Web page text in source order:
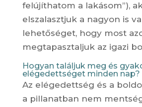
felújíthatom a lakásom”),
elszalasztjuk a nagyon is
lehetőséget, hogy most
megtapasztaljuk az igazi
Hogyan találjuk meg és
elégedettséget minden nap?
Az elégedettség és a
a pillanatban nem